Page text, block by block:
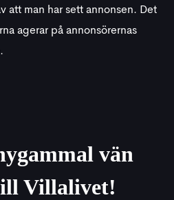
att man har sett annonsen. Det
agerar på annonsörernas
vän
Villalivet!